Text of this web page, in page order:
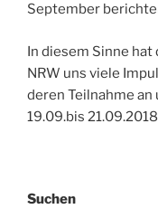
September
In diesem Sinne hat
NRW uns viele
deren Teilnahme
19.09.bis
Suchen